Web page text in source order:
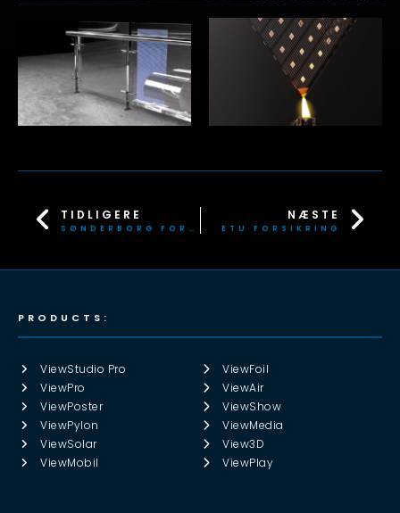
TIDLIGERE
SØNDERBORG FORSYNING
NÆSTE
ETU FORSIKRING
PRODUCTS:
ViewStudio Pro
ViewPro
ViewPoster
ViewPylon
ViewSolar
ViewMobil
ViewFoil
ViewAir
ViewShow
ViewMedia
View3D
ViewPlay